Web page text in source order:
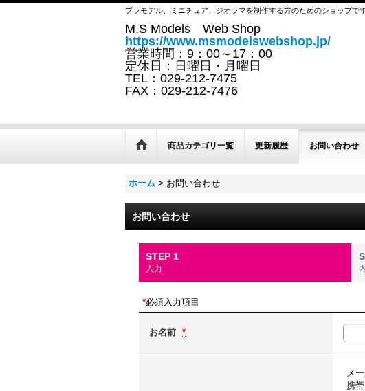
プラモデル、ミニチュア、ジオラマを制作する方のためのショップで
M.S Models Web Shop
https://www.msmodelswebshop.jp/
営業時間：9：00～17：00
定休日：日曜日・月曜日
TEL：029-212-7475
FAX：029-212-7476
商品カテゴリ一覧 更新履歴 お問い合わせ
ホーム > お問い合わせ
お問い合わせ
STEP 1
入力
*必須入力項目
お名前 *
メ
携